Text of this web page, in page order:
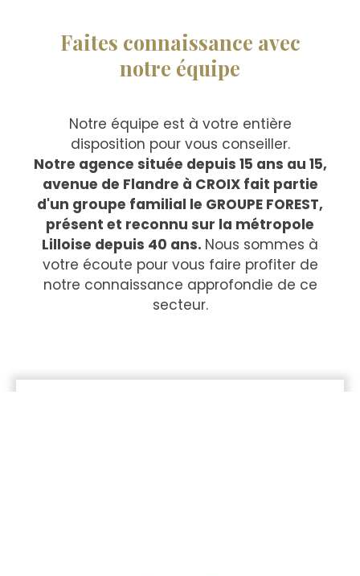
Faites connaissance avec
notre équipe
Notre équipe est à votre entière
disposition pour vous conseiller.
Notre agence située depuis 15 ans au 15,
avenue de Flandre à CROIX fait partie
d'un groupe familial le GROUPE FOREST,
présent et reconnu sur la métropole
Lilloise depuis 40 ans. Nous sommes à
votre écoute pour vous faire profiter de
notre connaissance approfondie de ce
secteur.